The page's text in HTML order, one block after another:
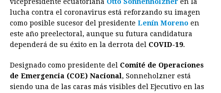
e
b
o
k
s
e
n
e
t
s
A
p
e
a
d
t
e
r
s
t
k
e
d
n
i
l
n
t
y
L
k
vicepresidente ecuatoriana Otto Sonnenholzner en la
lucha contra el coronavirus está reforzando su imagen
como posible sucesor del presidente Lenín Moreno en
este año preelectoral, aunque su futura candidatura
dependerá de su éxito en la derrota del COVID-19.
Designado como presidente del Comité de Operaciones
de Emergencia (COE) Nacional, Sonneholzner está
siendo una de las caras más visibles del Ejecutivo en las